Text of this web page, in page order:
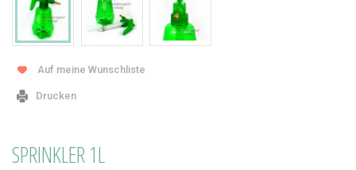
Auf meine Wunschliste
Drucken
SPRINKLER 1L